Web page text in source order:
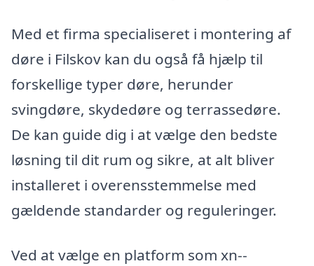
Med et firma specialiseret i montering af
døre i Filskov kan du også få hjælp til
forskellige typer døre, herunder
svingdøre, skydedøre og terrassedøre.
De kan guide dig i at vælge den bedste
løsning til dit rum og sikre, at alt bliver
installeret i overensstemmelse med
gældende standarder og reguleringer.
Ved at vælge en platform som xn--